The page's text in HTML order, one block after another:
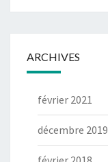
ARCHIVES
février 2021
décembre 2019